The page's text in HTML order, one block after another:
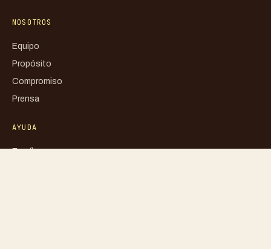
NOSOTROS
Equipo
Propósito
Compromiso
Prensa
AYUDA
Escríbenos